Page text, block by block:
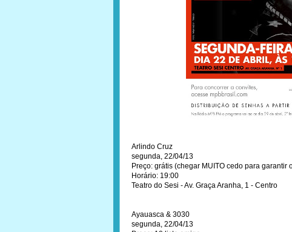
Arlindo Cruz
segunda, 22/04/13
Preço: grátis (chegar MUITO cedo para garantir
Horário: 19:00
Teatro do Sesi - Av. Graça Aranha, 1 - Centro
Ayauasca & 3030
segunda, 22/04/13